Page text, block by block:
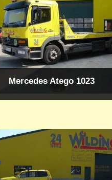
Mercedes Atego 1023